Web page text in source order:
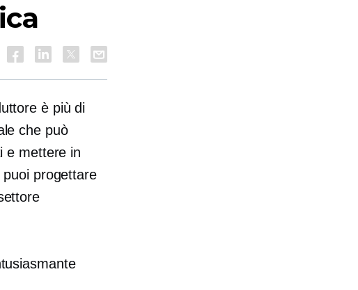
è più di
che può
e mettere in
progettare